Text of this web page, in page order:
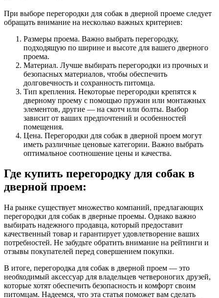
При выборе перегородки для собак в дверной проеме следует
обращать внимание на несколько важных критериев:
Размеры проема. Важно выбрать перегородку,
подходящую по ширине и высоте для вашего дверного
проема.
Материал. Лучше выбирать перегородки из прочных и
безопасных материалов, чтобы обеспечить
долговечность и сохранность питомца.
Тип крепления. Некоторые перегородки крепятся к
дверному проему с помощью пружин или монтажных
элементов, другие — на скотч или болты. Выбор
зависит от ваших предпочтений и особенностей
помещения.
Цена. Перегородки для собак в дверной проем могут
иметь различные ценовые категории. Важно выбрать
оптимальное соотношение цены и качества.
Где купить перегородку для собак в
дверной проем:
На рынке существует множество компаний, предлагающих
перегородки для собак в дверные проемы. Однако важно
выбирать надежного продавца, который предоставит
качественный товар и гарантирует удовлетворение ваших
потребностей. Не забудьте обратить внимание на рейтинги и
отзывы покупателей перед совершением покупки.
В итоге, перегородка для собак в дверной проем — это
необходимый аксессуар для владельцев четвероногих друзей,
которые хотят обеспечить безопасность и комфорт своим
питомцам. Надеемся, что эта статья поможет вам сделать